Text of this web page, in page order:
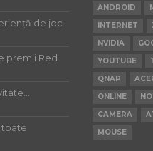
de joc
premii Red
toate
ANDROID
INTERNET
NVIDIA
YOUTUBE
QNAP
ONLINE
CAMERA
MOUSE